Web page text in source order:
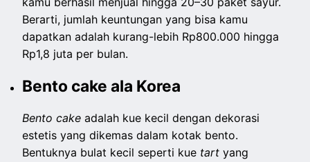
Berarti, jumlah keuntungan yang bisa kamu
dapatkan adalah kurang-lebih Rp800.000 hingga
Rp1,8 juta per bulan.
Bento cake ala Korea
Bento cakeadalah kue kecil dengan dekorasi
estetis yang dikemas dalam kotak bento.
Bentuknya bulat kecil seperti kue tart yang